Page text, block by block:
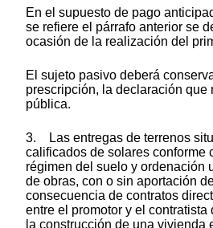
En el supuesto de pago
se refiere el párrafo anterior se
ocasión de la realización del
El sujeto pasivo deberá
prescripción, la declaración que
pública.
3. Las entregas de terrenos
calificados de solares conforme
régimen del suelo y ordenación
de obras, con o sin aportación
consecuencia de contratos
entre el promotor y el
la construcción de una vivienda